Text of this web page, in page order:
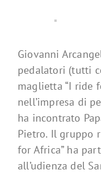
Giovanni
pedalatori (tutti
maglietta “I ride
nell’impresa di
ha incontrato
Pietro. Il gruppo
for Africa” ha
all’udienza del